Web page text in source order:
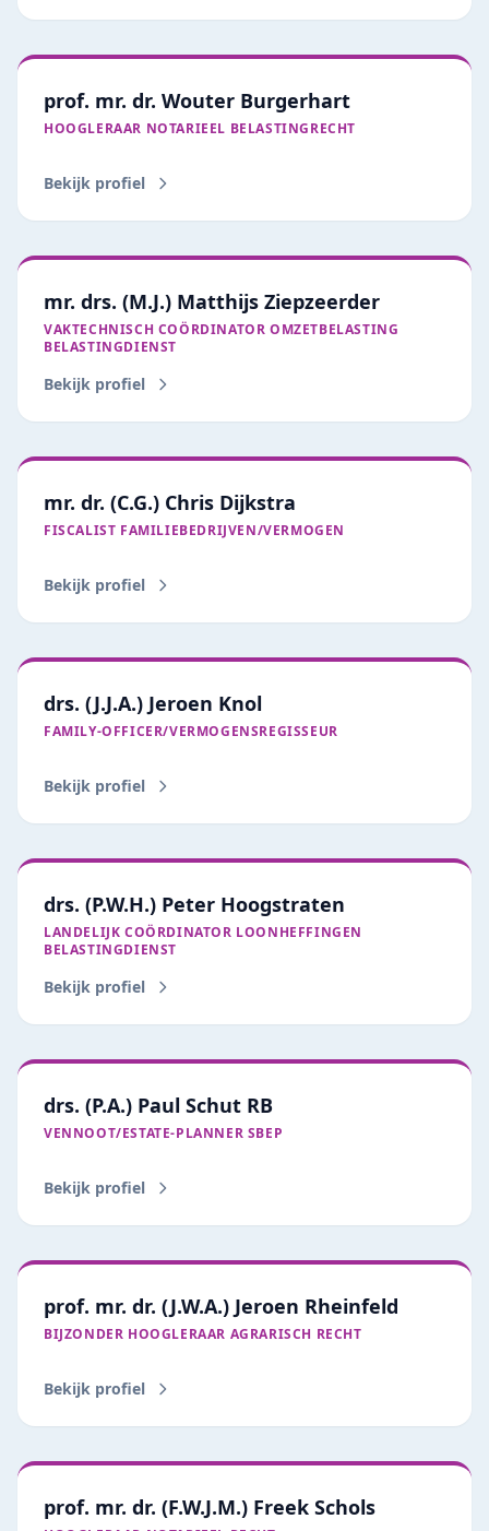
prof. mr. dr. Wouter Burgerhart
HOOGLERAAR NOTARIEEL BELASTINGRECHT
Bekijk profiel
mr. drs. (M.J.) Matthijs Ziepzeerder
VAKTECHNISCH COÖRDINATOR OMZETBELASTING
BELASTINGDIENST
Bekijk profiel
mr. dr. (C.G.) Chris Dijkstra
FISCALIST FAMILIEBEDRIJVEN/VERMOGEN
Bekijk profiel
drs. (J.J.A.) Jeroen Knol
FAMILY‑OFFICER/VERMOGENSREGISSEUR
Bekijk profiel
drs. (P.W.H.) Peter Hoogstraten
LANDELIJK COÖRDINATOR LOONHEFFINGEN
BELASTINGDIENST
Bekijk profiel
drs. (P.A.) Paul Schut RB
VENNOOT/ESTATE‑PLANNER SBEP
Bekijk profiel
prof. mr. dr. (J.W.A.) Jeroen Rheinfeld
BIJZONDER HOOGLERAAR AGRARISCH RECHT
Bekijk profiel
prof. mr. dr. (F.W.J.M.) Freek Schols